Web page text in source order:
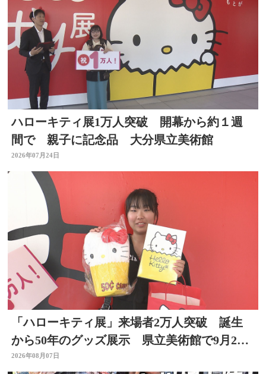
ハローキティ展1万人突破 開幕から約１週
間で 親子に記念品 大分県立美術館
2026年07月24日
「ハローキティ展」来場者2万人突破 誕生
から50年のグッズ展示 県立美術館で9月23
日まで
2026年08月07日